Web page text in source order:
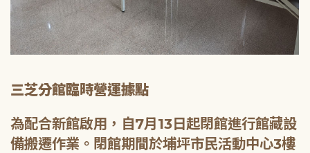
三芝分館臨時營運據點
為配合新館啟用，自7月13日起閉館進行館藏設
備搬遷作業。閉館期間於埔坪市民活動中心3樓